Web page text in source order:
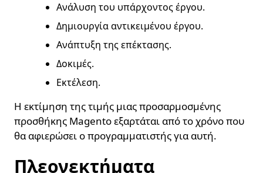
Ανάλυση του υπάρχοντος έργου.
Δημιουργία αντικειμένου έργου.
Ανάπτυξη της επέκτασης.
Δοκιμές.
Εκτέλεση.
Η εκτίμηση της τιμής μιας προσαρμοσμένης
προσθήκης Magento εξαρτάται από το χρόνο που
θα αφιερώσει ο προγραμματιστής για αυτή.
Πλεονεκτήματα